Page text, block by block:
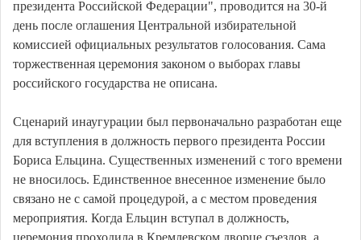
президента Российской Федерации", проводится на 30-й
день после оглашения Центральной избирательной
комиссией официальных результатов голосования. Сама
торжественная церемония законом о выборах главы
российского государства не описана.
Сценарий инаугурации был первоначально разработан еще
для вступления в должность первого президента России
Бориса Ельцина. Существенных изменений с того времени
не вносилось. Единственное внесенное изменение было
связано не с самой процедурой, а с местом проведения
мероприятия. Когда Ельцин вступал в должность,
церемония проходила в Кремлевском дворце съездов, а